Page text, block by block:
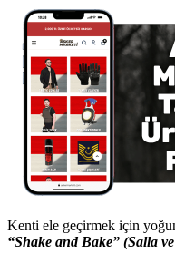
Kenti ele geçirmek için
“Shake and Bake” (Salla